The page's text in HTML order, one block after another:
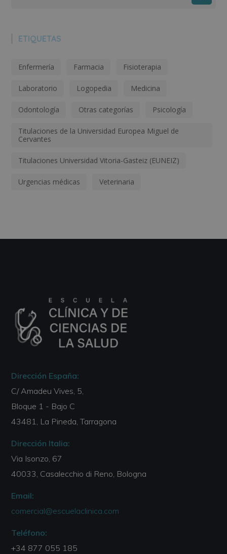
ETIQUETAS
Enfermería Farmacia Fisioterapia
Laboratorio Logopedia Medicina
Odontología Otras categorías Psicología
Titulaciones de la Universidad Europea Miguel de
Cervantes
Titulaciones Universidad Vitoria-Gasteiz (EUNEIZ)
Urgencias médicas Veterinaria
Dirección España:
C/ Amadeu Vives, 5,
Bloque 1 - Bajo C
43481, La Pineda, Tarragona
Dirección Italia:
Via Isonzo, 67
40033, Casalecchio di Reno, Bologna
Email:
comercial@escuelaclinica.com
Teléfono:
+34 877 055 185